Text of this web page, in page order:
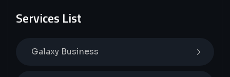
Services List
Galaxy Business